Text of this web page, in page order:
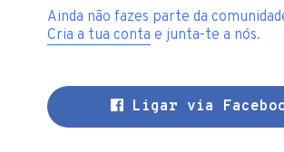
Ainda não fazes parte da
Cria a tua conta e junta-te a nós.
Ligar via